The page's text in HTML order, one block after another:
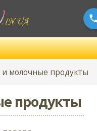
молочные продукты
продукты